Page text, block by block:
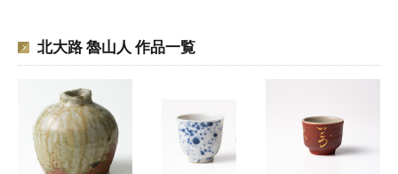
北大路 魯山人 作品一覧